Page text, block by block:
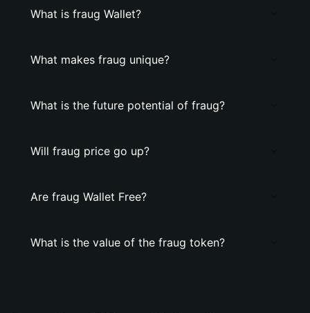
What is fraug Wallet?
What makes fraug unique?
What is the future potential of fraug?
Will fraug price go up?
Are fraug Wallet Free?
What is the value of the fraug token?